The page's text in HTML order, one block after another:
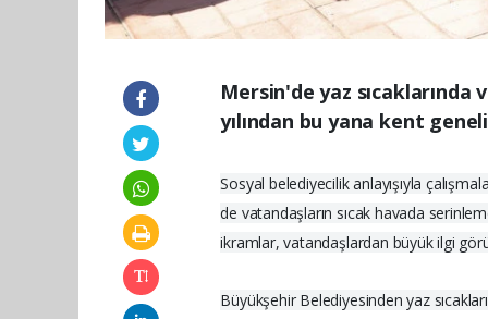
Mersin'de yaz
yılından bu yana kent
Sosyal belediyecilik anlayışıyla
de vatandaşların sıcak havada
ikramlar, vatandaşlardan büyük ilgi
Büyükşehir Belediyesinden yaz